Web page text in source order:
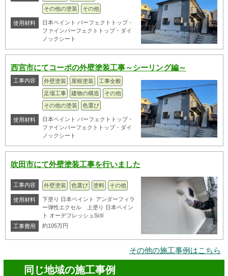
その他の塗装
その他
使用材料
日本ペイント パーフェクトトップ・
ファインパーフェクトトップ・ダイ
ノックシート
西宮市にてコーポの外壁塗装工事～シーリング編～
工事内容 外壁塗装 屋根塗装
工事全般
足場工事
建物の構造
その他
その他の塗装
色選び
使用材料
日本ペイント パーフェクトトップ・
ファインパーフェクトトップ・ダイ
ノックシート
吹田市にて外壁塗装工事を行いました
工事内容 外壁塗装 色選び 塗料 その他
使用材料
下塗り 日本ペイント アンダーフィラ
ー弾性エクセル 上塗り 日本ペイン
ト オーデフレッシュSiⅢ
工事費用
約105万円
その他の施工事例はこちら
同じ地域の施工事例